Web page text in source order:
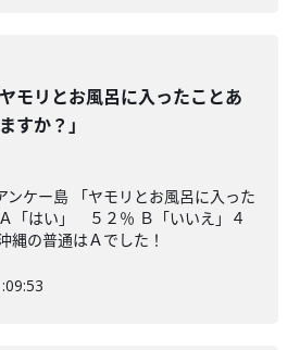
ヤモリとお風呂に入ったことあ
すか？」
ンケー島 「ヤモリとお風呂に入った
「はい」 ５２％ Ｂ「いいえ」４
縄の普通はＡでした！